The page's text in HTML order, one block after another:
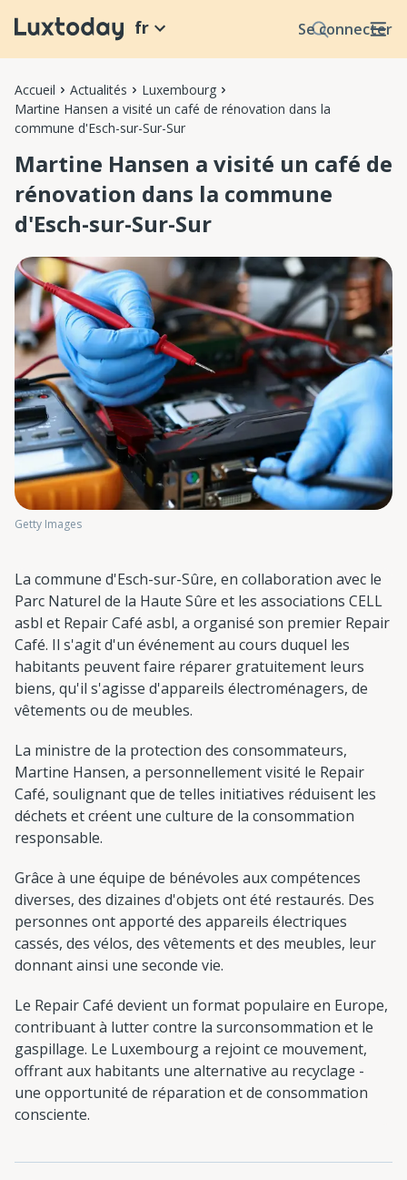
Se connecter
fr
Accueil Actualités
Luxembourg
Martine Hansen a visité un café de rénovation dans la
commune d'Esch-sur-Sur-Sur
Martine Hansen a visité un café de
rénovation dans la commune
d'Esch-sur-Sur-Sur
Getty Images
La commune d'Esch-sur-Sûre, en collaboration avec le
Parc Naturel de la Haute Sûre et les associations CELL
asbl et Repair Café asbl, a organisé son premier Repair
Café. Il s'agit d'un événement au cours duquel les
habitants peuvent faire réparer gratuitement leurs
biens, qu'il s'agisse d'appareils électroménagers, de
vêtements ou de meubles.
La ministre de la protection des consommateurs,
Martine Hansen, a personnellement visité le Repair
Café, soulignant que de telles initiatives réduisent les
déchets et créent une culture de la consommation
responsable.
Grâce à une équipe de bénévoles aux compétences
diverses, des dizaines d'objets ont été restaurés. Des
personnes ont apporté des appareils électriques
cassés, des vélos, des vêtements et des meubles, leur
donnant ainsi une seconde vie.
Le Repair Café devient un format populaire en Europe,
contribuant à lutter contre la surconsommation et le
gaspillage. Le Luxembourg a rejoint ce mouvement,
offrant aux habitants une alternative au recyclage -
une opportunité de réparation et de consommation
consciente.